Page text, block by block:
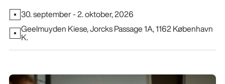
30. september - 2. oktober, 2026
Geelmuyden Kiese, Jorcks Passage 1A, 1162 København
K.